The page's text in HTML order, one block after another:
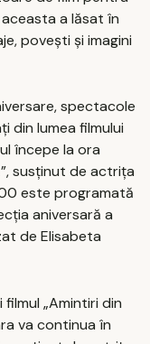
aceasta a lăsat în
povești și imagini
spectacole
din lumea filmului
începe la ora
susținut de actrița
este programată
aniversară a
de Elisabeta
„Amintiri din
va continua în